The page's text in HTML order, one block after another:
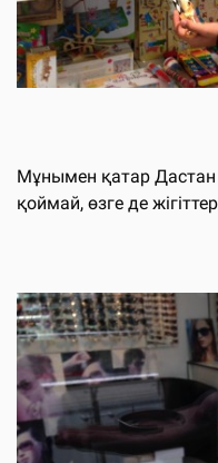
Мұнымен қатар Дастан
қоймай, өзге де